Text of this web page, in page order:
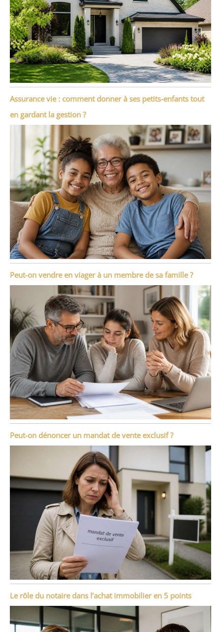
Assurance vie : comment donner à ses petits-enfants tout
en gardant la gestion ?
Peut-on vendre en viager à un membre de sa famille ?
Peut-on dénoncer un mandat de vente exclusif ?
Le rôle du notaire dans l’achat immobilier en 5 points